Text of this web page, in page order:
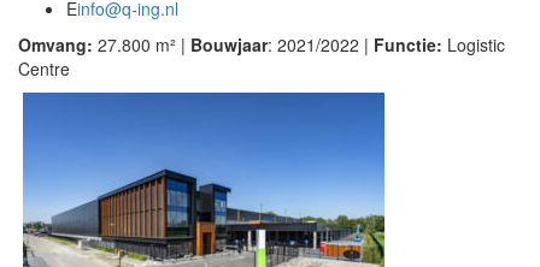
Einfo@q-ing.nl
Omvang: 27.800 m² | Bouwjaar: 2021/2022 | Functie: Logistic
Centre